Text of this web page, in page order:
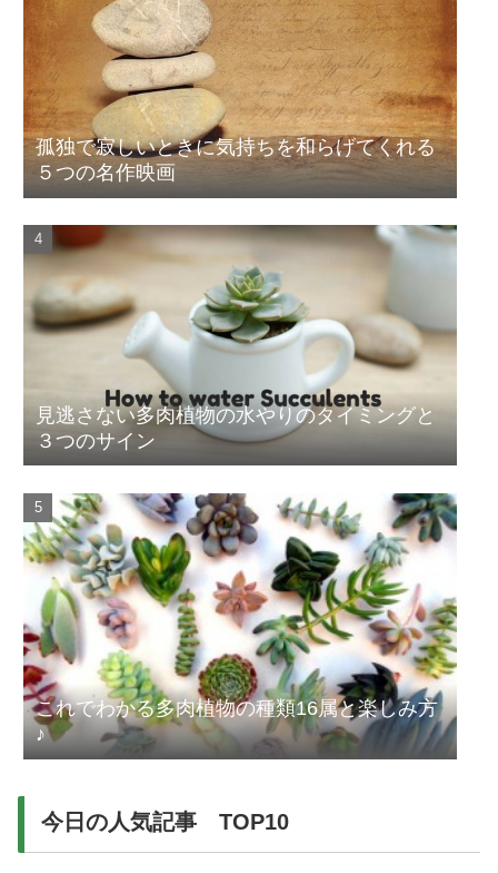
孤独で寂しいときに気持ちを和らげてくれる
５つの名作映画
見逃さない多肉植物の水やりのタイミングと
３つのサイン
これでわかる多肉植物の種類16属と楽しみ方
♪
今日の人気記事 TOP10